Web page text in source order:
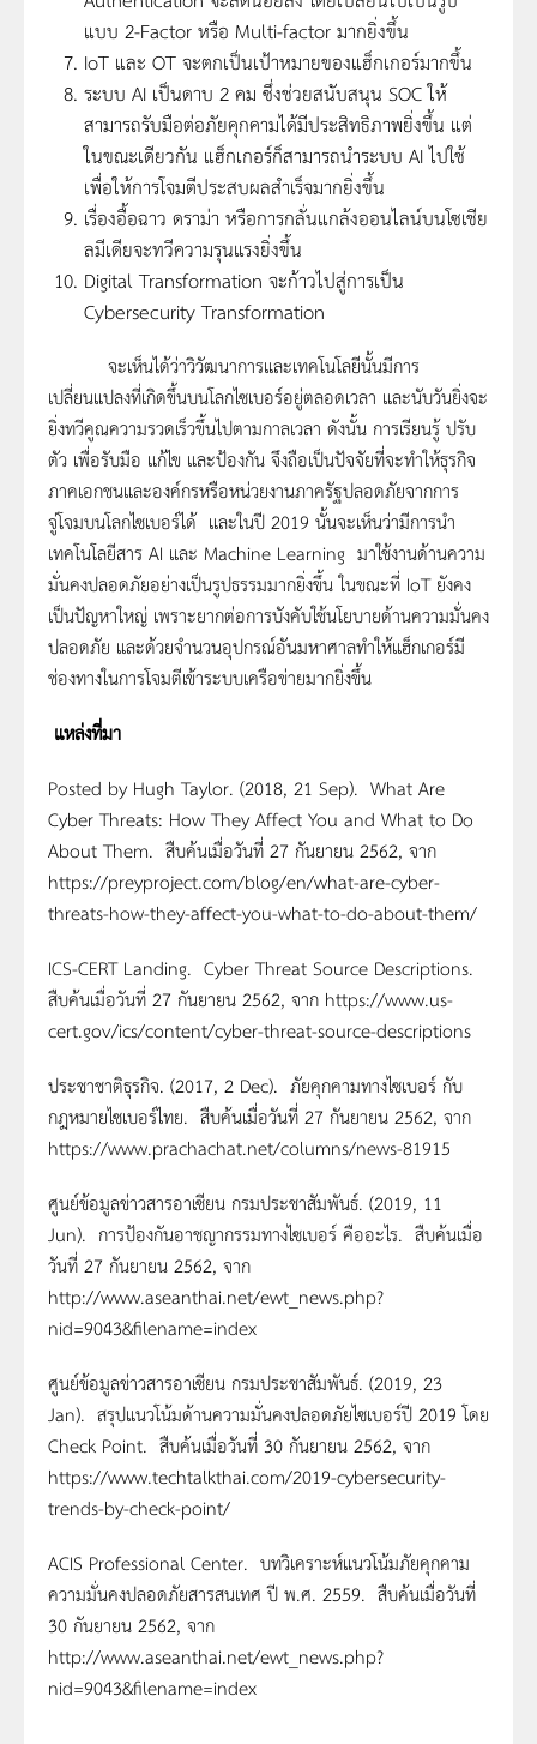
แบบ 2-Factor หรือ Multi-factor มากยิ่งขึ้น
IoT และ OT จะตกเป็นเป้าหมายของแฮ็กเกอร์มากขึ้น
ระบบ AI เป็นดาบ 2 คม ซึ่งช่วยสนับสนุน SOC ให้
สามารถรับมือต่อภัยคุกคามได้มีประสิทธิภาพยิ่งขึ้น แต่
ในขณะเดียวกัน แฮ็กเกอร์ก็สามารถนำระบบ AI ไปใช้
เพื่อให้การโจมตีประสบผลสำเร็จมากยิ่งขึ้น
เรื่องอื้อฉาว ดราม่า หรือการกลั่นแกล้งออนไลน์บนโซเชีย
ลมีเดียจะทวีความรุนแรงยิ่งขึ้น
Digital Transformation จะก้าวไปสู่การเป็น
Cybersecurity Transformation
จะเห็นได้ว่าวิวัฒนาการและเทคโนโลยีนั้นมีการ
เปลี่ยนแปลงที่เกิดขึ้นบนโลกไซเบอร์อยู่ตลอดเวลา และนับวันยิ่งจะ
ยิ่งทวีคูณความรวดเร็วขึ้นไปตามกาลเวลา ดังนั้น การเรียนรู้ ปรับ
ตัว เพื่อรับมือ แก้ไข และป้องกัน จึงถือเป็นปัจจัยที่จะทำให้ธุรกิจ
ภาคเอกชนและองค์กรหรือหน่วยงานภาครัฐปลอดภัยจากการ
จู่โจมบนโลกไซเบอร์ได้ และในปี 2019 นั้นจะเห็นว่ามีการนำ
เทคโนโลยีสาร AI และ Machine Learning มาใช้งานด้านความ
มั่นคงปลอดภัยอย่างเป็นรูปธรรมมากยิ่งขึ้น ในขณะที่ IoT ยังคง
เป็นปัญหาใหญ่ เพราะยากต่อการบังคับใช้นโยบายด้านความมั่นคง
ปลอดภัย และด้วยจำนวนอุปกรณ์อันมหาศาลทำให้แฮ็กเกอร์มี
ช่องทางในการโจมตีเข้าระบบเครือข่ายมากยิ่งขึ้น
แหล่งที่มา
Posted by Hugh Taylor. (2018, 21 Sep). What Are
Cyber Threats: How They Affect You and What to Do
About Them. สืบค้นเมื่อวันที่ 27 กันยายน 2562, จาก
https://preyproject.com/blog/en/what-are-cyber-
threats-how-they-affect-you-what-to-do-about-them/
ICS-CERT Landing. Cyber Threat Source Descriptions.
สืบค้นเมื่อวันที่ 27 กันยายน 2562, จาก https://www.us-
cert.gov/ics/content/cyber-threat-source-descriptions
ประชาชาติธุรกิจ. (2017, 2 Dec). ภัยคุกคามทางไซเบอร์ กับ
กฎหมายไซเบอร์ไทย. สืบค้นเมื่อวันที่ 27 กันยายน 2562, จาก
https://www.prachachat.net/columns/news-81915
ศูนย์ข้อมูลข่าวสารอาเซียน กรมประชาสัมพันธ์. (2019, 11
Jun). การป้องกันอาชญากรรมทางไซเบอร์ คืออะไร. สืบค้นเมื่อ
วันที่ 27 กันยายน 2562, จาก
http://www.aseanthai.net/ewt_news.php?
nid=9043&filename=index
ศูนย์ข้อมูลข่าวสารอาเซียน กรมประชาสัมพันธ์. (2019, 23
Jan). สรุปแนวโน้มด้านความมั่นคงปลอดภัยไซเบอร์ปี 2019 โดย
Check Point. สืบค้นเมื่อวันที่ 30 กันยายน 2562, จาก
https://www.techtalkthai.com/2019-cybersecurity-
trends-by-check-point/
ACIS Professional Center. บทวิเคราะห์แนวโน้มภัยคุกคาม
ความมั่นคงปลอดภัยสารสนเทศ ปี พ.ศ. 2559. สืบค้นเมื่อวันที่
30 กันยายน 2562, จาก
http://www.aseanthai.net/ewt_news.php?
nid=9043&filename=index